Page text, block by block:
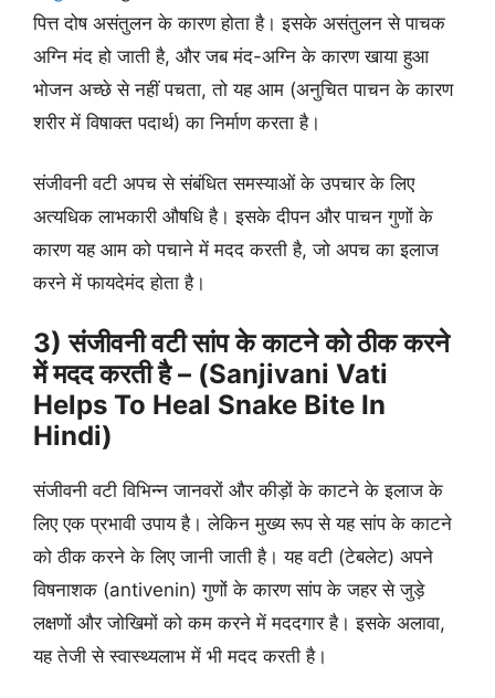
पित्त दोष असंतुलन के कारण होता है। इसके असंतुलन से पाचक
अग्नि मंद हो जाती है, और जब मंद-अग्नि के कारण खाया हुआ
भोजन अच्छे से नहीं पचता, तो यह आम (अनुचित पाचन के कारण
शरीर में विषाक्त पदार्थ) का निर्माण करता है।
संजीवनी वटी अपच से संबंधित समस्याओं के उपचार के लिए
अत्यधिक लाभकारी औषधि है। इसके दीपन और पाचन गुणों के
कारण यह आम को पचाने में मदद करती है, जो अपच का इलाज
करने में फायदेमंद होता है।
3) संजीवनी वटी सांप के काटने को ठीक करने
में मदद करती है – (Sanjivani Vati
Helps To Heal Snake Bite In
Hindi)
संजीवनी वटी विभिन्न जानवरों और कीड़ों के काटने के इलाज के
लिए एक प्रभावी उपाय है। लेकिन मुख्य रूप से यह सांप के काटने
को ठीक करने के लिए जानी जाती है। यह वटी (टेबलेट) अपने
विषनाशक (antivenin) गुणों के कारण सांप के जहर से जुड़े
लक्षणों और जोखिमों को कम करने में मददगार है। इसके अलावा,
यह तेजी से स्वास्थ्यलाभ में भी मदद करती है।